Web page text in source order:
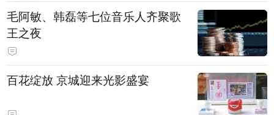
毛阿敏、韩磊等七位音乐人齐聚歌
王之夜
百花绽放 京城迎来光影盛宴